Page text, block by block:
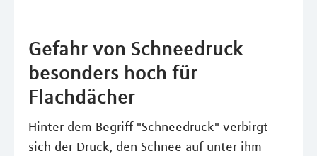
Gefahr von Schneedruck
besonders hoch für
Flachdächer
Hinter dem Begriff "Schneedruck" verbirgt
sich der Druck, den Schnee auf unter ihm